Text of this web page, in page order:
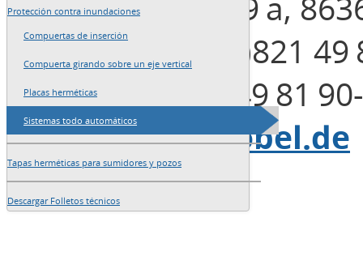
Protección contra inundaciones
Compuertas de inserción
Compuerta girando sobre un eje vertical
Placas herméticas
Sistemas todo automáticos
Tapas herméticas para sumidores y pozos
Descargar Folletos técnicos
Teléfono: +49 (0)821 49
Fax: +49 (0)821 49 81
E-Mail:info@blobel.de